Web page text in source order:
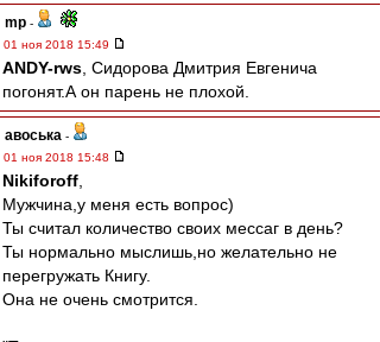
mp -
01 ноя 2018 15:49
ANDY-rws , Сидорова Дмитрия Евгенича
погонят.А он парень не плохой.
авоська -
01 ноя 2018 15:48
Nikiforoff
Мужчина,у меня есть вопрос)
Ты считал количество своих мессаг в день?
Ты нормально мыслишь,но желательно не
перегружать Книгу.
Она не очень смотрится.